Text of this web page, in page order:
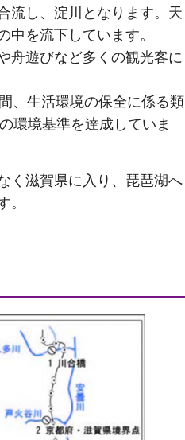
流し、淀川となります。天
を流下しています。
舟遊びなど多くの観光客に
、生活環境の保全に係る類
環境基準を達成していま
く滋賀県に入り、琵琶湖へ
。